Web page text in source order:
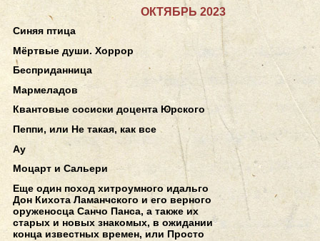
ОКТЯБРЬ 2023
Синяя птица
Мёртвые души. Хоррор
Бесприданница
Мармеладов
Квантовые сосиски доцента Юрского
Пеппи, или Не такая, как все
Ау
Моцарт и Сальери
Еще один поход хитроумного идальго
Дон Кихота Ламанчского и его верного
оруженосца Санчо Панса, а также их
старых и новых знакомых, в ожидании
конца известных времен, или Просто